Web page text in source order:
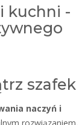
kuchni -
szafek
naczyń i